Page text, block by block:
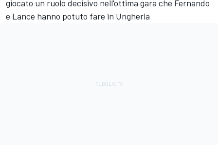
giocato un ruolo decisivo nell'ottima gara che Fernando
e Lance hanno potuto fare in Ungheria